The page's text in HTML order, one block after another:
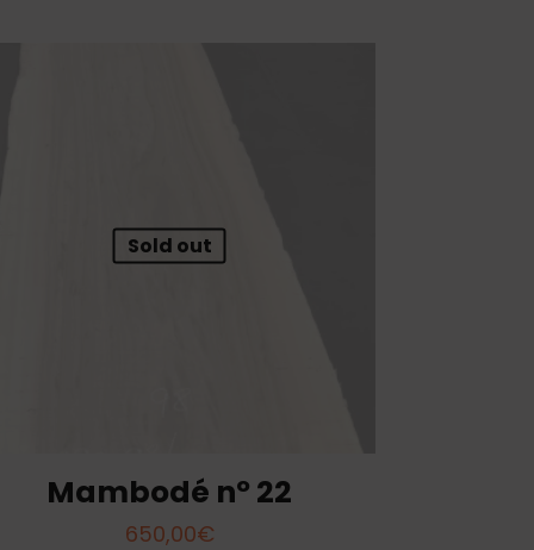
Sold out
Mambodé nº 22
650,00€